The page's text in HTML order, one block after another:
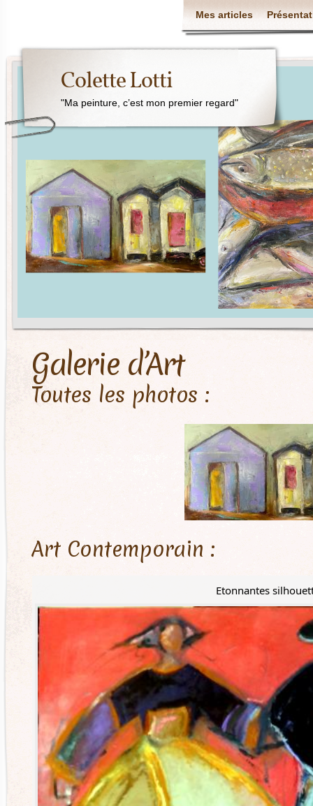
Mes articles
Colette Lotti
"Ma peinture, c’est mon premier regard"
Galerie d’Art
Toutes les photos :
Art Contemporain :
Etonnantes